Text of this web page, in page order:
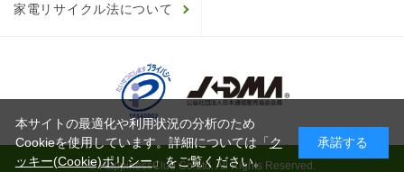
家電リサイクル法について
© HappinessClub Co.Ltd. All Rights Reserved.
本サイトの最適化や利用状況の分析のため
Cookieを使用しています。詳細については「ク
ッキー(Cookie)ポリシー」をご覧ください。
承諾する